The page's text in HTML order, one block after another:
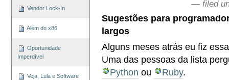
Vendor Lock-In
Além do x86
Oportunidade
Imperdível
Veja, Lula e Software
— filed
Sugestões para
largos
Alguns meses atrás eu fiz
Uma das pessoas da lista
Python ou Ruby.